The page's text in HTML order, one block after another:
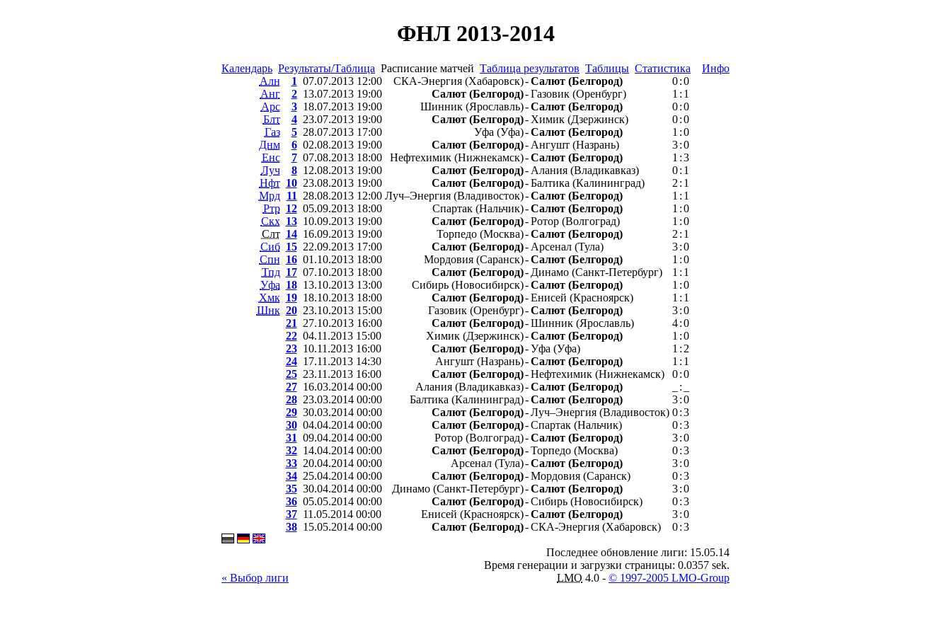
ФНЛ 2013-2014
Календарь Результаты/Таблица Расписание матчей Таблица результатов Таблицы Статистика
Инфо
Алн
Анг
Арс
Блт
Газ
Днм
Енс
Луч
Нфт
Мрд
Ртр
Скх
Слт
Сиб
Спн
Тпд
Уфа
Хмк
Шнк
1 07.07.2013 12:00 СКА-Энергия (Хабаровск)-Салют (Белгород) 0 :0
2 13.07.2013 19:00 Салют (Белгород)-Газовик (Оренбург) 1 : 1
3 18.07.2013 19:00 Шинник (Ярославль)-Салют (Белгород) 0 :0
4 23.07.2013 19:00 Салют (Белгород)- Химик (Дзержинск) 0 :0
5 28.07.2013 17:00 Уфа (Уфа)-Салют (Белгород) 1 :0
6 02.08.2013 19:00 Салют (Белгород)- Ангушт (Назрань) 3 :0
7 07.08.2013 18:00 Нефтехимик (Нижнекамск)-Салют (Белгород) 1 :3
8 12.08.2013 19:00 Салют (Белгород)- Алания (Владикавказ) 0 : 1
10 23.08.2013 19:00 Салют (Белгород)-Балтика (Калининград) 2 : 1
11
28.08.2013 12:00 Луч–Энергия (Владивосток)-Салют (Белгород) 1 : 1
12 05.09.2013 18:00 Спартак (Нальчик)-Салют (Белгород) 1 :0
13 10.09.2013 19:00 Салют (Белгород)-Ротор (Волгоград) 1 :0
14 16.09.2013 19:00 Торпедо (Москва)-Салют (Белгород) 2 : 1
15 22.09.2013 17:00 Салют (Белгород)- Арсенал (Тула) 3 :0
16 01.10.2013 18:00 Мордовия (Саранск)-Салют (Белгород) 1 :0
17 07.10.2013 18:00 Салют (Белгород)- Динамо (Санкт-Петербург) 1 : 1
18 13.10.2013 13:00 Сибирь (Новосибирск)-Салют (Белгород) 1 :0
19 18.10.2013 18:00 Салют (Белгород)-Енисей (Красноярск) 1 : 1
20 23.10.2013 15:00 Газовик (Оренбург)-Салют (Белгород) 3 :0
21
27.10.2013 16:00 Салют (Белгород)-Шинник (Ярославль) 4 :0
22 04.11.2013 15:00 Химик (Дзержинск)-Салют (Белгород) 1 :0
23 10.11.2013 16:00 Салют (Белгород)-Уфа (Уфа) 1 : 2
24 17.11.2013 14:30 Ангушт (Назрань)-Салют (Белгород) 1 : 1
25 23.11.2013 16:00 Салют (Белгород)-Нефтехимик (Нижнекамск) 0 :0
27 16.03.2014 00:00 Алания (Владикавказ)-Салют (Белгород) :
28 23.03.2014 00:00 Балтика (Калининград)-Салют (Белгород) 3 :0
29 30.03.2014 00:00 Салют (Белгород)-Луч–Энергия (Владивосток) 0 :3
30 04.04.2014 00:00 Салют (Белгород)-Спартак (Нальчик) 0 :3
31 09.04.2014 00:00 Ротор (Волгоград)-Салют (Белгород) 3 :0
32 14.04.2014 00:00 Салют (Белгород)-Торпедо (Москва) 0 :3
33 20.04.2014 00:00 Арсенал (Тула)-Салют (Белгород) 3 :0
34 25.04.2014 00:00 Салют (Белгород)-Мордовия (Саранск) 0 :3
35 30.04.2014 00:00 Динамо (Санкт-Петербург)-Салют (Белгород) 3 :0
36 05.05.2014 00:00 Салют (Белгород)-Сибирь (Новосибирск) 0 :3
37 11.05.2014 00:00 Енисей (Красноярск)-Салют (Белгород) 3 :0
38 15.05.2014 00:00 Салют (Белгород)-СКА-Энергия (Хабаровск) 0 :3
« Выбор лиги
Последнее обновление лиги: 15.05.14
Время генерации и загрузки страницы: 0.0357 sek.
LMO 4.0 - © 1997-2005 LMO-Group